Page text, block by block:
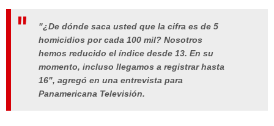
"¿De dónde saca usted que la cifra es de 5
homicidios por cada 100 mil? Nosotros
hemos reducido el índice desde 13. En su
momento, incluso llegamos a registrar hasta
16", agregó en una entrevista para
Panamericana Televisión.